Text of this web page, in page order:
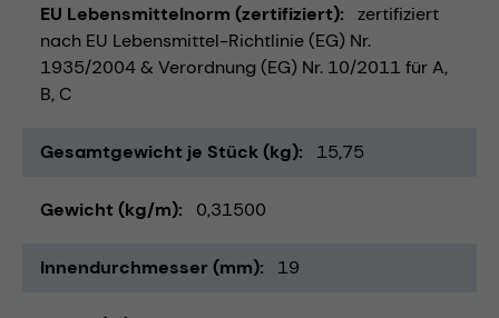
EU Lebensmittelnorm (zertifiziert)
zertifiziert
nach EU Lebensmittel-Richtlinie (EG) Nr.
1935/2004 & Verordnung (EG) Nr. 10/2011 für A,
B, C
Gesamtgewicht je Stück (kg) 15,75
Gewicht (kg/m) 0,31500
Innendurchmesser (mm) 19